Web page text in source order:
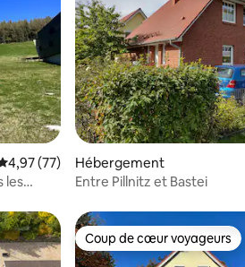
: 4,95 sur 5
moyenne sur la base de 77
4,97 (77)
les
Hébergement
Entre Pillnitz et Bastei
Coup de cœur voyageurs
Coup de cœur voyageurs